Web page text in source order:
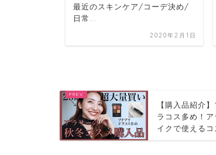
最近のスキンケア/コーデ決め/
日常...
2020年2月1日
【購入品紹介
ラコス多め！
イクで使えるコ